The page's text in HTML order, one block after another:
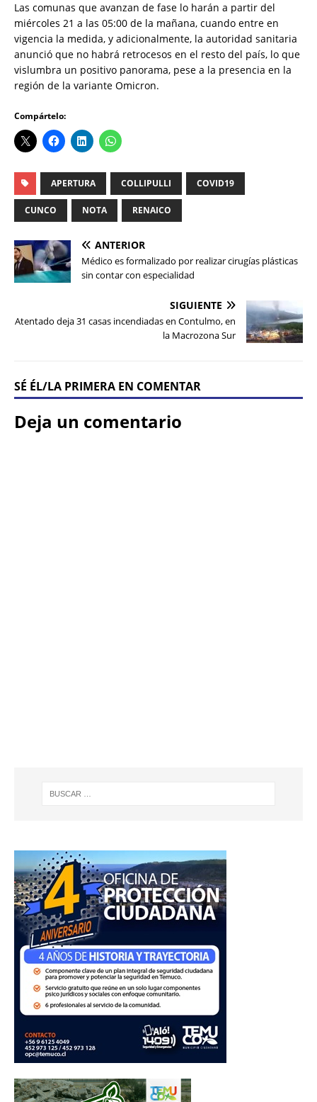
Las comunas que avanzan de fase lo harán a partir del
miércoles 21 a las 05:00 de la mañana, cuando entre en
vigencia la medida, y adicionalmente, la autoridad sanitaria
anunció que no habrá retrocesos en el resto del país, lo que
vislumbra un positivo panorama, pese a la presencia en la
región de la variante Omicron.
Compártelo:
APERTURA COLLIPULLI COVID19
CUNCO NOTA RENAICO
ANTERIOR
Médico es formalizado por realizar cirugías plásticas
sin contar con especialidad
SIGUIENTE
Atentado deja 31 casas incendiadas en Contulmo, en
la Macrozona Sur
SÉ ÉL/LA PRIMERA EN COMENTAR
Deja un comentario